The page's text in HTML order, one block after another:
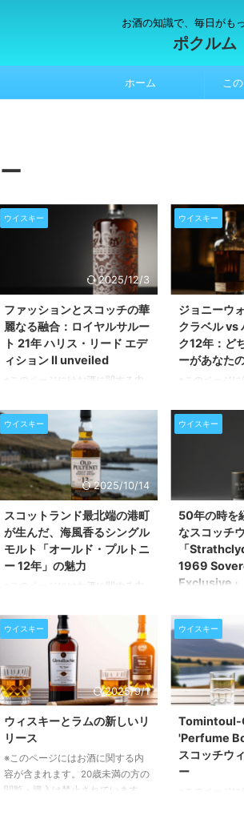
お酒の知識で、毎日がも
ポクルム
ホーム こ
ウイスキー
2025/12/3
ファッションとスコッチの華
麗なる融合：ロイヤルサルー
ト 21年 ハリス・リード エデ
ィション II unveiled
※このページにはお酒に関する内
閲覧・購入は禁止されています。
高級ファッションの世界と、熟成
されたスコッチウイスキーが出会
うとき、何が生まれるのでしょう
か。その答えが、ロイヤルサルー
トと注目のファッションデザイナ
ー、ハリス・リード氏による待望
の第二弾コラボレーション、「ロ
イヤルサルート 21年 ハリス・リ
ード エディション II」です。この
限定版ウイスキーは、前作からさ
ンスパイアされた繊細なレース模
様が施されたボト ...
ウイスキー
ジョニーウ
クラベル vs
ク12年：ど
ーがあなた
※このページ
閲覧・購入は
ウイスキー界
力に迫る 世界
好家から長年
つの銘柄、ジ
ブラックラベ
ク12年。どち
イスキーとし
な風味で多く
ました。今回
スキーをじっ
む人をどのよ
か、その全て
ウイスキー
2025/10/14
スコットランド最北端の港町
が生んだ、海風香るシングル
モルト「オールド・プルトニ
ー 12年」の魅力
※このページにはお酒に関する内
閲覧・購入は禁止されています。
スコットランド最北端の蒸留所が
生み出す個性 スコットランドの
北端、歴史ある港町ウィックにそ
の蒸留所はあります。それが「オ
ールド・プルトニー」です。この
地で造られる「オールド・プルト
ニー 12年」は、まさにスコット
ランドの北ハイランドスタイルを
体現するシングルモルトウイスキ
ーと言えるでしょう。北緯58度と
ウイスキー
50年の時を
なスコッチ
「
1969
Exclusive」
容が含まれま
閲覧・購入は
特別な一本と
Strathclyde 50
Sovereign
の世界には、
月をかけて熟
を秘めたボト
回ご紹介する
一本、「
ウイスキー
2025/9/1
ウィスキーとラムの新しいリ
リース
※このページにはお酒に関する内
容が含まれます。20歳未満の方の
閲覧・購入は禁止されています。
ウイスキー
'Perfume
スコッチウ
ー
※このページ